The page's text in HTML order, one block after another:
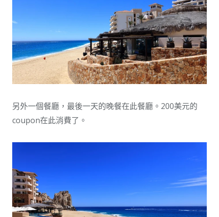
另外一個餐廳，最後一天的晚餐在此餐廳。200美元的
coupon在此消費了。